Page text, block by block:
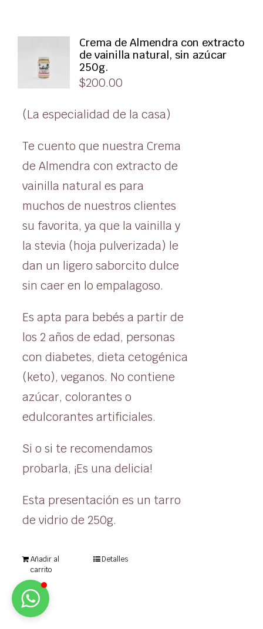
Crema de Almendra con extracto
de vainilla natural, sin azúcar
250g.
$200.00
(La especialidad de la casa)
Te cuento que nuestra Crema
de Almendra con extracto de
vainilla natural es para
muchos de nuestros clientes
su favorita, ya que la vainilla y
la stevia (hoja pulverizada) le
dan un ligero saborcito dulce
sin caer en lo empalagoso.
Es apta para bebés a partir de
los 2 años de edad, personas
con diabetes, dieta cetogénica
(keto), veganos. No contiene
azúcar, colorantes o
edulcorantes artificiales.
Si o si te recomendamos
probarla, ¡Es una delicia!
Esta presentación es un tarro
de vidrio de 250g.
Añadir al
carrito
Detalles